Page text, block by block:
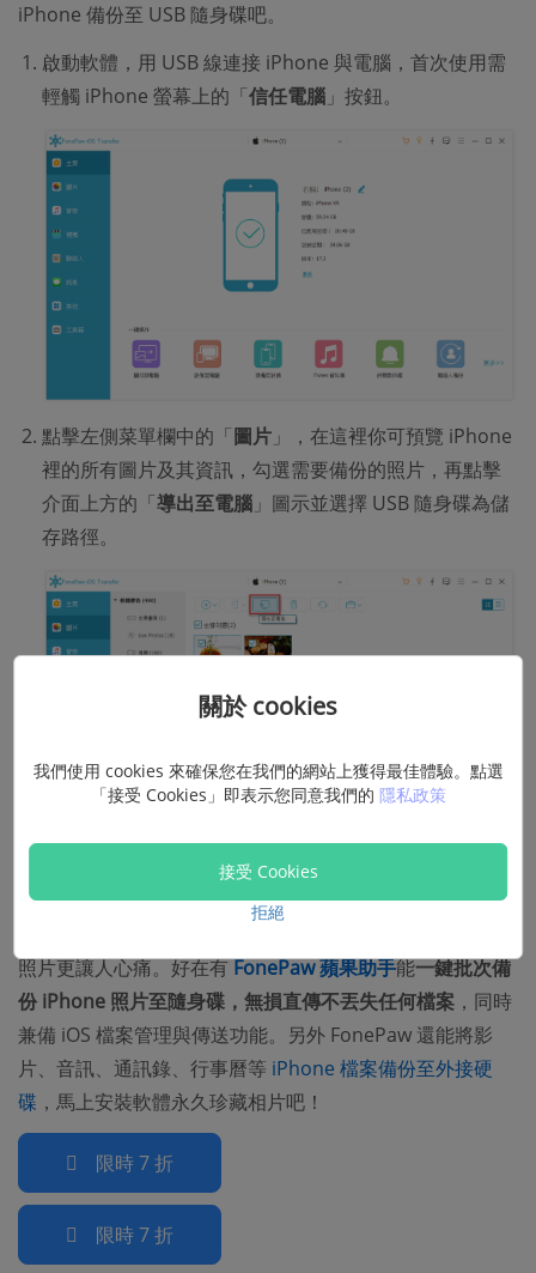
iPhone 備份至 USB 隨身碟吧。
啟動軟體，用 USB 線連接 iPhone 與電腦，首次使用需
輕觸 iPhone 螢幕上的「信任電腦 」按鈕。
點擊左側菜單欄中的「圖片 」，在這裡你可預覽 iPhone
裡的所有圖片及其資訊，勾選需要備份的照片，再點擊
介面上方的「導出至電腦 」圖示並選擇 USB 隨身碟為儲
存路徑。
當備份大量的 iPhone 照片時最擔心出現進度中斷、備份失
照片更讓人心痛。好在有FonePaw 蘋果助手能一鍵批次備
份 iPhone 照片至隨身碟，無損直傳不丟失任何檔案 ，同時
兼備 iOS 檔案管理與傳送功能。另外 FonePaw 還能將影
片、音訊、通訊錄、行事曆等 iPhone 檔案備份至外接硬
碟 ，馬上安裝軟體永久珍藏相片吧！
限時 7 折
限時 7 折
關於 cookies
我們使用 cookies 來確保您在我們的網站上獲得最佳體驗。點選
「接受 Cookies」即表示您同意我們的 隱私政策
接受 Cookies
拒絕